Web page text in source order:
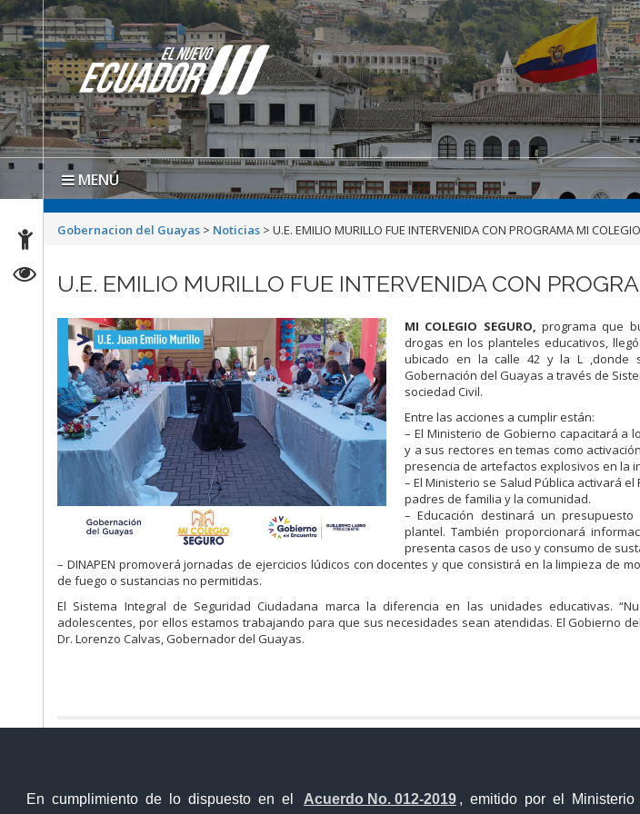
En cumplimiento de lo dispuesto en el Acuerdo No. 012-2019 , emitido por el
MENÚ
Gobernacion del Guayas > Noticias >U.E. EMILIO MURILLO FUE INTERVENIDA CON PROGRAMA MI
U.E. EMILIO MURILLO FUE INTERVENIDA CON
MI COLEGIO SEGURO, programa que
drogas en los planteles educativos,
ubicado en la calle 42 y la L ,donde
Gobernación del Guayas a través de
sociedad Civil.
Entre las acciones a cumplir están:
– El Ministerio de Gobierno capacitará a
y a sus rectores en temas como
presencia de artefactos explosivos en la
– El Ministerio se Salud Pública activará
padres de familia y la comunidad.
– Educación destinará un
plantel. También proporcionará
presenta casos de uso y consumo de
– DINAPEN promoverá jornadas de ejercicios lúdicos con docentes y que consistirá en la limpieza de
de fuego o sustancias no permitidas.
El Sistema Integral de Seguridad Ciudadana marca la diferencia en las unidades educativas.
adolescentes, por ellos estamos trabajando para que sus necesidades sean atendidas. El Gobierno
Dr. Lorenzo Calvas, Gobernador del Guayas.